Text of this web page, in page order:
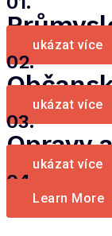
ukázat více
02.
ukázat více
03.
Opravy
ukázat více
04.
Learn More